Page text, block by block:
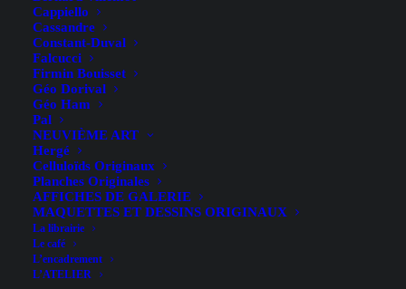
Cappiello
Cassandre
Constant-Duval
Falcucci
Firmin Bouisset
Géo Dorival
Géo Ham
Pal
NEUVIÈME ART
Hergé
Celluloïds Originaux
Planches Originales
AFFICHES DE GALERIE
MAQUETTES ET DESSINS ORIGINAUX
La librairie
Le café
L’encadrement
L’ATELIER
Grand Prix Automobile de
Monaco – B. Minne – 1983